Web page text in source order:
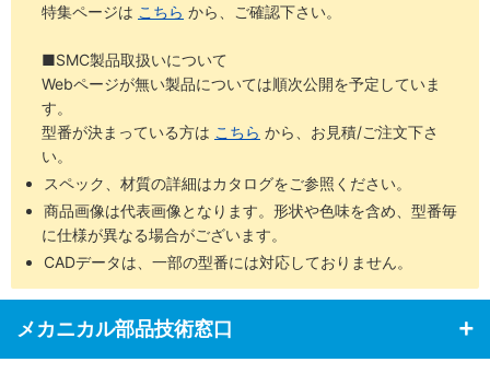
特集ページは こちら から、ご確認下さい。
■SMC製品取扱いについて
Webページが無い製品については順次公開を予定していま
す。
型番が決まっている方は こちら から、お見積/ご注文下さ
い。
スペック、材質の詳細はカタログをご参照ください。
商品画像は代表画像となります。形状や色味を含め、型番毎
に仕様が異なる場合がございます。
CADデータは、一部の型番には対応しておりません。
メカニカル部品技術窓口